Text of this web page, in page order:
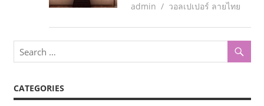
May 27, 2017
admin วอลเปเปอร์ ลายไทย
CATEGORIES